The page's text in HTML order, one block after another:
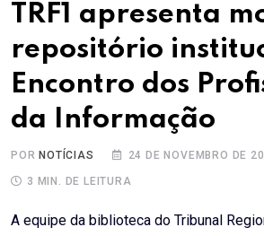
TRF1 apresenta
repositório
Encontro dos
da Informação
POR NOTÍCIAS 24 DE NOVEMBRO DE
3 MIN. DE LEITURA
A equipe da biblioteca do Tribunal